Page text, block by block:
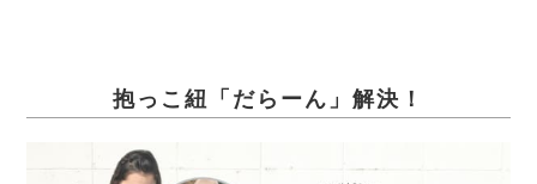
抱っこ紐「だらーん」解決！